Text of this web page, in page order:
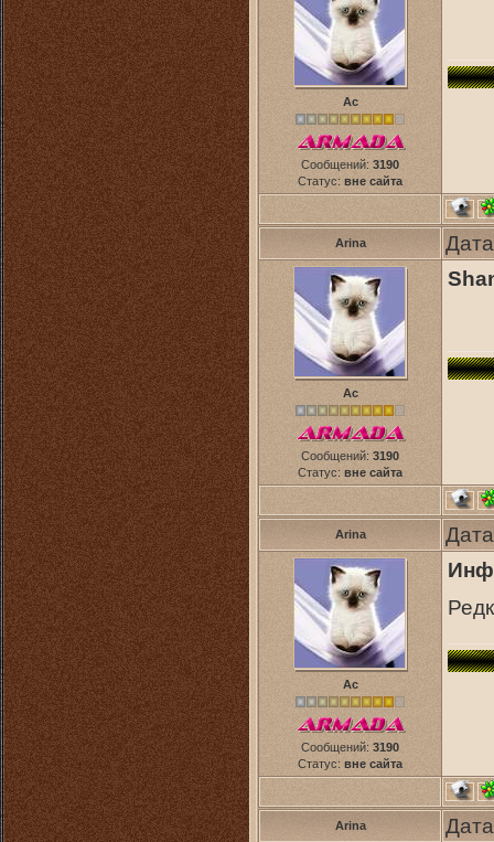
Ас
Сообщений: 3190
Статус: вне сайта
Arina
Ас
Сообщений: 3190
Статус: вне сайта
Arina
Ас
Сообщений: 3190
Статус: вне сайта
Arina